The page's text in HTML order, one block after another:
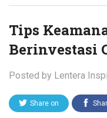
Tips
Berinvestasi
Posted by Lentera
Share on